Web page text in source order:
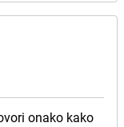
onako kako